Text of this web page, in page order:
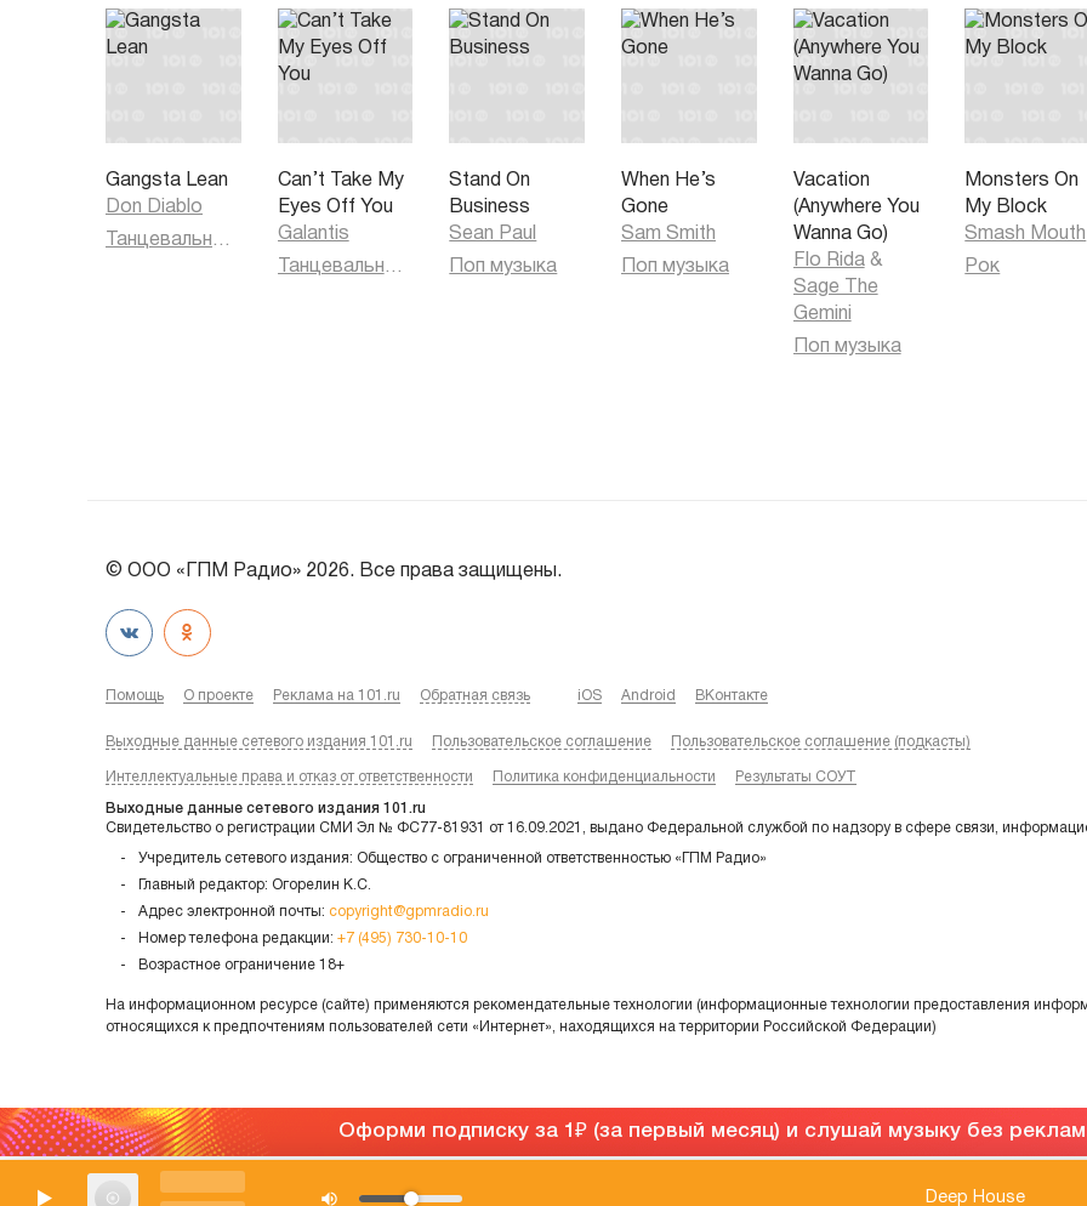
Gangsta Lean
Don Diablo
Can’t Take My
Eyes Off You
Galantis
Stand On
Business
Sean Paul
Поп музыка
When He’s
Gone
Sam Smith
Поп музыка
Vacation
(Anywhere You
Wanna Go)
Flo Rida &
Sage The
Gemini
Поп музыка
Monsters On
My Block
Smash Mouth
Рок
© ООО «ГПМ Радио» 2026. Все права защищены.
Помощь О проекте Реклама на 101.ru Обратная связь iOS Android ВКонтакте
Выходные данные сетевого издания 101.ru Пользовательское соглашение Пользовательское соглашение (подкасты)
Интеллектуальные права и отказ от ответственности Политика конфиденциальности Результаты СОУТ
Выходные данные сетевого издания 101.ru
Свидетельство о регистрации СМИ Эл № ФС77-81931 от 16.09.2021, выдано Федеральной службой по надзору в сфере связи,
Учредитель сетевого издания: Общество с ограниченной ответственностью «ГПМ Радио»
Главный редактор: Огорелин К.С.
Адрес электронной почты: copyright@gpmradio.ru
Номер телефона редакции: +7 (495) 730-10-10
Возрастное ограничение 18+
На информационном ресурсе (сайте) применяются рекомендательные технологии (информационные технологии предоставления
относящихся к предпочтениям пользователей сети «Интернет», находящихся на территории Российской Федерации)
Оформи подписку за 1 (за первый месяц) и слушай музыку без
Deep House